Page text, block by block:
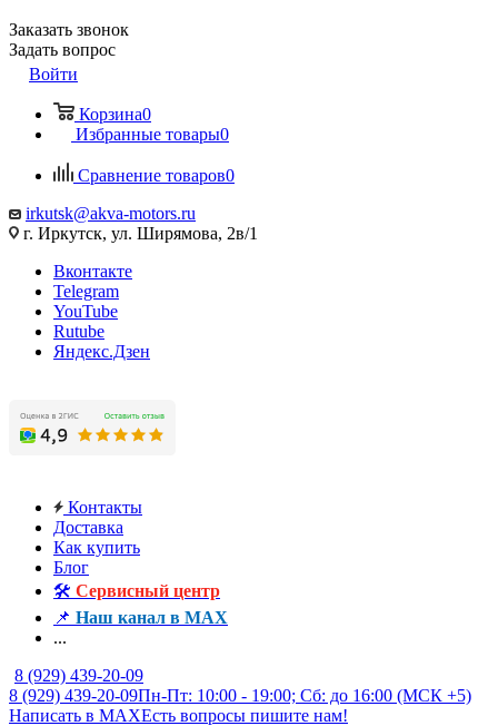
Заказать звонок
Задать вопрос
Войти
Корзина0
Избранные товары0
Сравнение товаров0
irkutsk@akva-motors.ru
г. Иркутск, ул. Ширямова, 2в/1
Вконтакте
Telegram
YouTube
Rutube
Яндекс.Дзен
Контакты
Доставка
Как купить
Блог
🛠️ Сервисный центр
📌 Наш канал в MAX
...
8 (929) 439-20-09
8 (929) 439-20-09Пн-Пт: 10:00 - 19:00; Сб: до 16:00 (МСК +5)
Написать в MAXЕсть вопросы пишите нам!